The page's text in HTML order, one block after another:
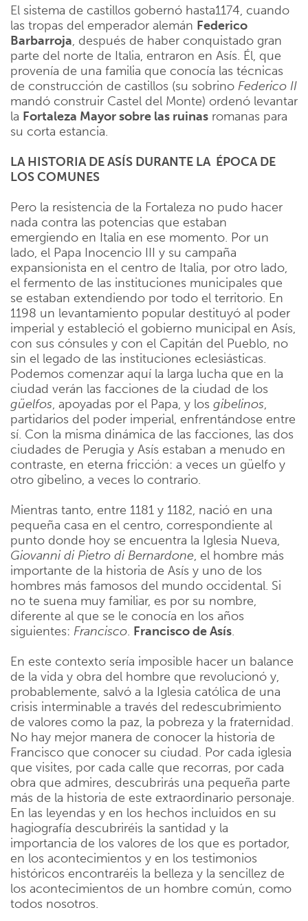
El sistema de castillos gobernó hasta1174, cuando
las tropas del emperador alemán Federico
Barbarroja, después de haber conquistado gran
parte del norte de Italia, entraron en Asís. Él, que
provenía de una familia que conocía las técnicas
de construcción de castillos (su sobrino Federico II
mandó construir Castel del Monte) ordenó levantar
la Fortaleza Mayor sobre las ruinas romanas para
su corta estancia.
LA HISTORIA DE ASÍS DURANTE LA ÉPOCA DE
LOS COMUNES
Pero la resistencia de la Fortaleza no pudo hacer
nada contra las potencias que estaban
emergiendo en Italia en ese momento. Por un
lado, el Papa Inocencio III y su campaña
expansionista en el centro de Italia, por otro lado,
el fermento de las instituciones municipales que
se estaban extendiendo por todo el territorio. En
1198 un levantamiento popular destituyó al poder
imperial y estableció el gobierno municipal en Asís,
con sus cónsules y con el Capitán del Pueblo, no
sin el legado de las instituciones eclesiásticas.
Podemos comenzar aquí la larga lucha que en la
ciudad verán las facciones de la ciudad de los
güelfos, apoyadas por el Papa, y los gibelinos,
partidarios del poder imperial, enfrentándose entre
sí. Con la misma dinámica de las facciones, las dos
ciudades de Perugia y Asís estaban a menudo en
contraste, en eterna fricción: a veces un güelfo y
otro gibelino, a veces lo contrario.
Mientras tanto, entre 1181 y 1182, nació en una
pequeña casa en el centro, correspondiente al
punto donde hoy se encuentra la Iglesia Nueva,
Giovanni di Pietro di Bernardone, el hombre más
importante de la historia de Asís y uno de los
hombres más famosos del mundo occidental. Si
no te suena muy familiar, es por su nombre,
diferente al que se le conocía en los años
siguientes: Francisco. Francisco de Asís.
En este contexto sería imposible hacer un balance
de la vida y obra del hombre que revolucionó y,
probablemente, salvó a la Iglesia católica de una
crisis interminable a través del redescubrimiento
de valores como la paz, la pobreza y la fraternidad.
No hay mejor manera de conocer la historia de
Francisco que conocer su ciudad. Por cada iglesia
que visites, por cada calle que recorras, por cada
obra que admires, descubrirás una pequeña parte
más de la historia de este extraordinario personaje.
En las leyendas y en los hechos incluidos en su
hagiografía descubriréis la santidad y la
importancia de los valores de los que es portador,
en los acontecimientos y en los testimonios
históricos encontraréis la belleza y la sencillez de
los acontecimientos de un hombre común, como
todos nosotros.